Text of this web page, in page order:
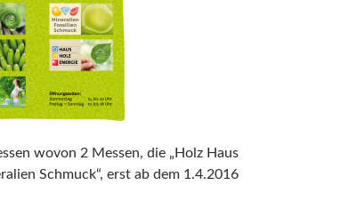
wovon 2 Messen, die „Holz Haus
Schmuck“, erst ab dem 1.4.2016